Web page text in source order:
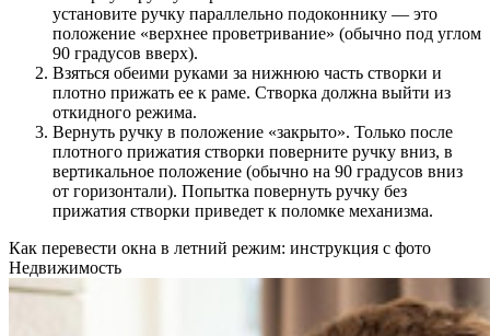
установите ручку параллельно подоконнику — это
положение «верхнее проветривание» (обычно под углом
90 градусов вверх).
Взяться обеими руками за нижнюю часть створки и
плотно прижать ее к раме. Створка должна выйти из
откидного режима.
Вернуть ручку в положение «закрыто». Только после
плотного прижатия створки поверните ручку вниз, в
вертикальное положение (обычно на 90 градусов вниз
от горизонтали). Попытка повернуть ручку без
прижатия створки приведет к поломке механизма.
Как перевести окна в летний режим: инструкция с фото
Недвижимость